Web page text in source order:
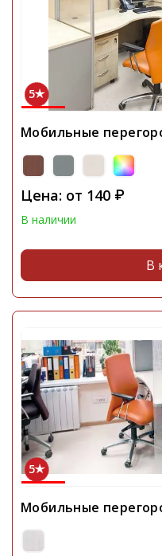
5
Мобильные
Цена: от 140 ₽
В наличии
В
5
Мобильные